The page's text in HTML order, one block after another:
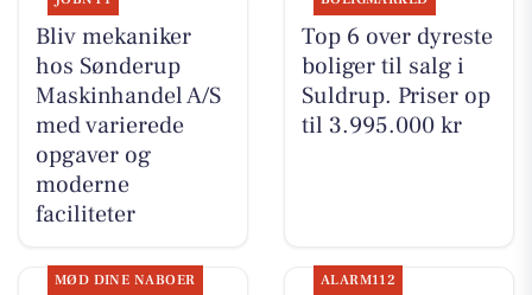
Bliv mekaniker
hos Sønderup
Maskinhandel A/S
med varierede
opgaver og
moderne
faciliteter
Top 6 over dyreste
boliger til salg i
Suldrup. Priser op
til 3.995.000 kr
MØD DINE NABOER ALARM112